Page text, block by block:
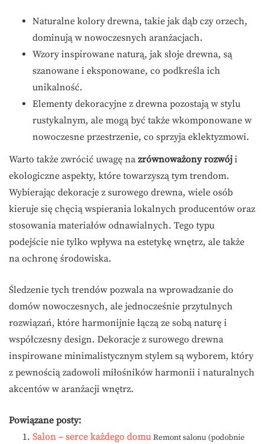
Naturalne kolory drewna, takie jak dąb czy orzech,
dominują w nowoczesnych aranżacjach.
Wzory inspirowane naturą, jak słoje drewna, są
szanowane i eksponowane, co podkreśla ich
unikalność.
Elementy dekoracyjne z drewna pozostają w stylu
rustykalnym, ale mogą być także wkomponowane w
nowoczesne przestrzenie, co sprzyja eklektyzmowi.
Warto także zwrócić uwagę na zrównoważony rozwój i
ekologiczne aspekty, które towarzyszą tym trendom.
Wybierając dekoracje z surowego drewna, wiele osób
kieruje się chęcią wspierania lokalnych producentów oraz
stosowania materiałów odnawialnych. Tego typu
podejście nie tylko wpływa na estetykę wnętrz, ale także
na ochronę środowiska.
Śledzenie tych trendów pozwala na wprowadzanie do
domów nowoczesnych, ale jednocześnie przytulnych
rozwiązań, które harmonijnie łączą ze sobą naturę i
współczesny design. Dekoracje z surowego drewna
inspirowane minimalistycznym stylem są wyborem, który
z pewnością zadowoli miłośników harmonii i naturalnych
akcentów w aranżacji wnętrz.
Powiązane posty:
Salon – serce każdego domu Remont salonu (podobnie